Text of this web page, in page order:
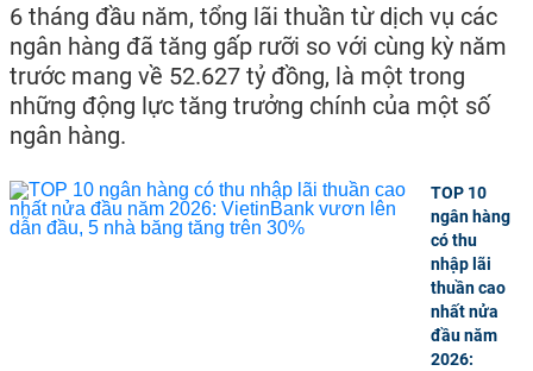
6 tháng đầu năm, tổng lãi thuần từ dịch vụ các
ngân hàng đã tăng gấp rưỡi so với cùng kỳ năm
trước mang về 52.627 tỷ đồng, là một trong
những động lực tăng trưởng chính của một số
ngân hàng.
TOP 10
ngân hàng
có thu
nhập lãi
thuần cao
nhất nửa
đầu năm
2026: